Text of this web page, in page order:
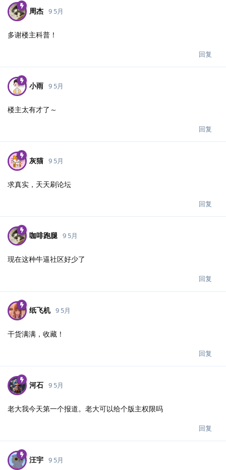
周杰 9 5月
多谢楼主科普！
回复
小雨 9 5月
楼主太有才了～
回复
灰猫 9 5月
求真实，天天刷论坛
回复
咖啡跑腿 9 5月
现在这种牛逼社区好少了
回复
纸飞机 9 5月
干货满满，收藏！
回复
河石 9 5月
老大我今天第一个报道。老大可以给个版主权限吗
回复
汪宇 9 5月